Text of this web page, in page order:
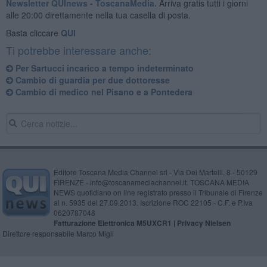
Newsletter QUInews - ToscanaMedia. Arriva gratis tutti i giorni
alle 20:00 direttamente nella tua casella di posta.
Basta cliccare QUI
Ti potrebbe interessare anche:
Per Sartucci incarico a tempo indeterminato
Cambio di guardia per due dottoresse
Cambio di medico nel Pisano e a Pontedera
Editore Toscana Media Channel srl - Via Dei Martelli, 8 - 50129
FIRENZE - info@toscanamediachannel.it. TOSCANA MEDIA
NEWS quotidiano on line registrato presso il Tribunale di Firenze
al n. 5935 del 27.09.2013. Iscrizione ROC 22105 - C.F. e P.Iva
0620787048
Fatturazione Elettronica M5UXCR1 | Privacy Nielsen
Direttore responsabile Marco Migli